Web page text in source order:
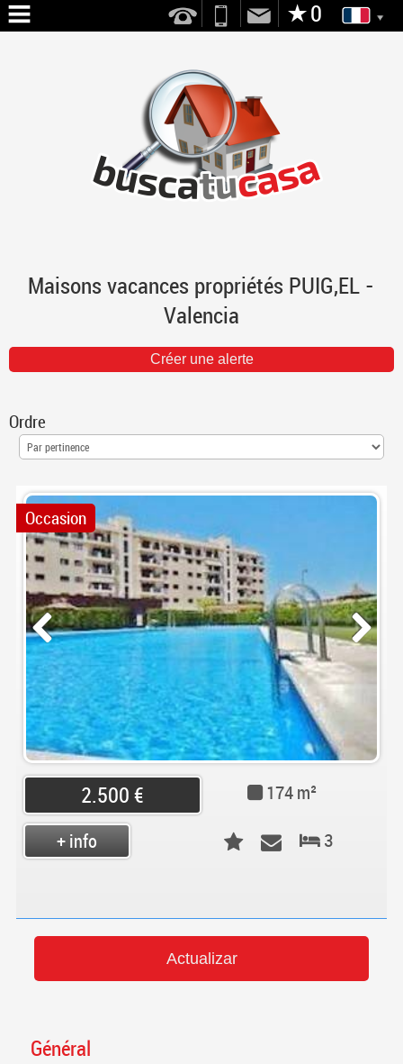
Maisons vacances propriétés PUIG,EL -
Valencia
Ordre
Occasion
2.500 €
174 m²
3
+ info
Général